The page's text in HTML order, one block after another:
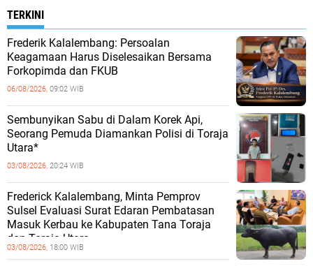
TERKINI
Frederik Kalalembang: Persoalan
Keagamaan Harus Diselesaikan Bersama
Forkopimda dan FKUB
06/08/2026, 09:02 WIB
Sembunyikan Sabu di Dalam Korek Api,
Seorang Pemuda Diamankan Polisi di Toraja
Utara*
03/08/2026, 20:24 WIB
Frederick Kalalembang, Minta Pemprov
Sulsel Evaluasi Surat Edaran Pembatasan
Masuk Kerbau ke Kabupaten Tana Toraja
dan Toraja Utara
03/08/2026, 18:00 WIB